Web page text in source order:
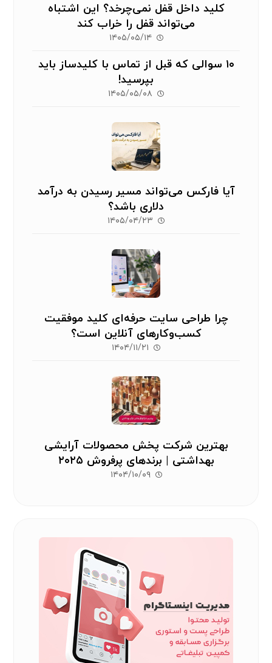
کلید داخل قفل نمی‌چرخد؟ این اشتباه
می‌تواند قفل را خراب کند
۱۴۰۵/۰۵/۱۴
۱۰ سوالی که قبل از تماس با کلیدساز باید
بپرسید!
۱۴۰۵/۰۵/۰۸
آیا فارکس می‌تواند مسیر رسیدن به درآمد
دلاری باشد؟
۱۴۰۵/۰۴/۲۳
چرا طراحی سایت حرفه‌ای کلید موفقیت
کسب‌وکارهای آنلاین است؟
۱۴۰۴/۱۱/۲۱
بهترین شرکت پخش محصولات آرایشی
بهداشتی | برندهای پرفروش ۲۰۲۵
۱۴۰۴/۱۰/۰۹